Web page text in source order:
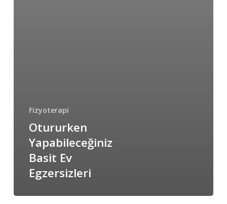
Fizyoterapi
Otururken
Yapabileceğiniz
Basit Ev
Egzersizleri